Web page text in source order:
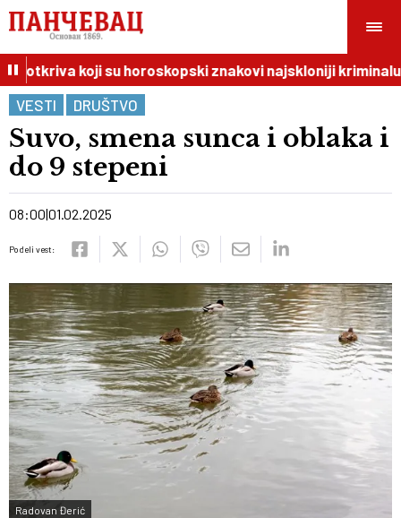
otkriva koji su horoskopski znakovi najskloniji kriminalu
VESTI
DRUŠTVO
Suvo, smena sunca i oblaka i
do 9 stepeni
08:00 01.02.2025
Podeli vest:
Radovan Đerić